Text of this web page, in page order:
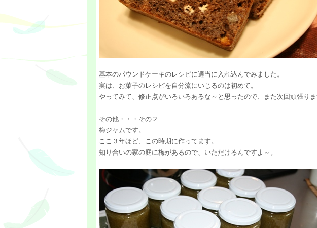
基本のパウンドケーキのレシピに適当に入れ込んでみました。
実は、お菓子のレシピを自分流にいじるのは初めて。
やってみて、修正点がいろいろあるな～と思ったので、また次回頑張りま
その他・・・その２
梅ジャムです。
ここ３年ほど、この時期に作ってます。
知り合いの家の庭に梅があるので、いただけるんですよ～。